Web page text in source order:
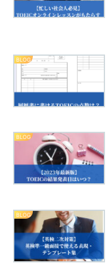
BLOG
BLOG
BLOG